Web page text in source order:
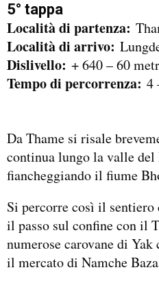
5° tappa
Località di partenza:
Località di arrivo:
Dislivello: + 640 – 60
Tempo di percorrenza: 4
Da Thame si risale
continua lungo la valle del
fiancheggiando il fiume
Si percorre così il sentiero
il passo sul confine con il
numerose carovane di
il mercato di Namche